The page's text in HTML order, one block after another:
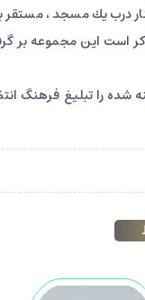
درب يك مسجد ،
ذكر است اين مجموعه
را تبليغ فرهنگ